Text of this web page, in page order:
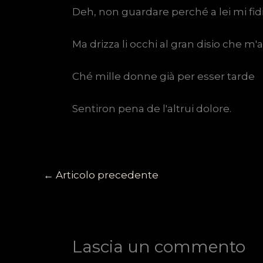
Deh, non guardare perché a lei mi
Ma drizza li occhi al gran disio che
Ché mille donne già per esser tarde
Sentiron pena de l'altrui dolore.
← Articolo precedente
Lascia un commento